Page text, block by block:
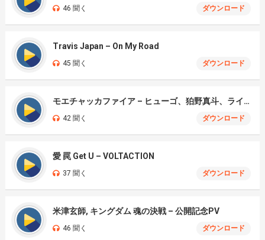
46 聞く ダウンロード
Travis Japan – On My Road
45 聞く ダウンロード
モエチャッカファイア – ヒューゴ、狛野真斗、ライト、セヴェリアン (Cover )
42 聞く ダウンロード
愛 罠 Get U – VOLTACTION
37 聞く ダウンロード
米津玄師, キングダム 魂の決戦 – 公開記念PV
46 聞く ダウンロード